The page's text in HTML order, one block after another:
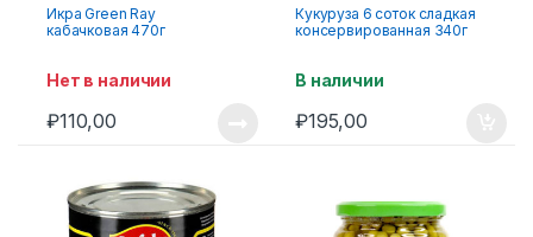
Икра Green Ray
кабачковая 470г
Нет в наличии
₽110,00
Кукуруза 6 соток сладкая
консервированная 340г
В наличии
₽195,00